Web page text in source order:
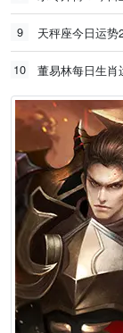
9 天秤座今日运势
10 董易林每日生肖